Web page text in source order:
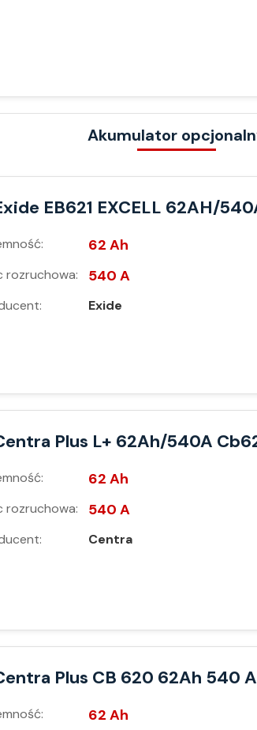
Akumulator
EB621 EXCELL 62AH/
62 Ah
rozruchowa: 540 A
Exide
Plus L+ 62Ah/540A
62 Ah
rozruchowa: 540 A
Centra
Plus CB 620 62Ah 540
62 Ah